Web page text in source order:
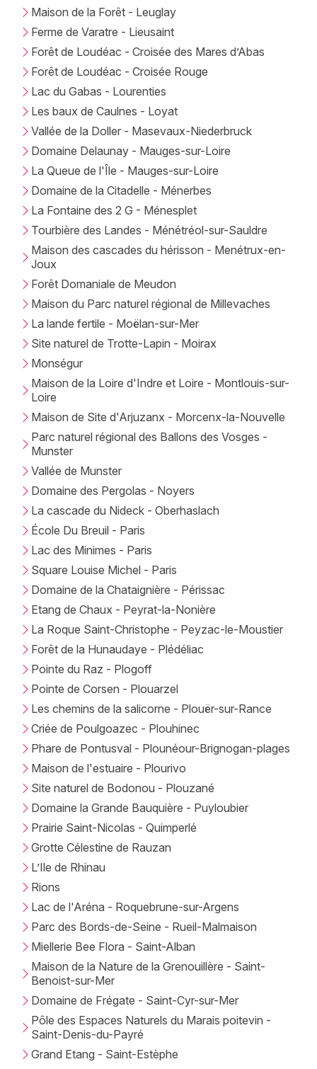
Maison de la Forêt - Leuglay
Ferme de Varatre - Lieusaint
Forêt de Loudéac - Croisée des Mares d’Abas
Forêt de Loudéac - Croisée Rouge
Lac du Gabas - Lourenties
Les baux de Caulnes - Loyat
Vallée de la Doller - Masevaux-Niederbruck
Domaine Delaunay - Mauges-sur-Loire
La Queue de l'Île - Mauges-sur-Loire
Domaine de la Citadelle - Ménerbes
La Fontaine des 2 G - Ménesplet
Tourbière des Landes - Ménétréol-sur-Sauldre
Maison des cascades du hérisson - Menétrux-en-
Joux
Forêt Domaniale de Meudon
Maison du Parc naturel régional de Millevaches
La lande fertile - Moëlan-sur-Mer
Site naturel de Trotte-Lapin - Moirax
Monségur
Maison de la Loire d'Indre et Loire - Montlouis-sur-
Loire
Maison de Site d'Arjuzanx - Morcenx-la-Nouvelle
Parc naturel régional des Ballons des Vosges -
Munster
Vallée de Munster
Domaine des Pergolas - Noyers
La cascade du Nideck - Oberhaslach
École Du Breuil - Paris
Lac des Minimes - Paris
Square Louise Michel - Paris
Domaine de la Chataignière - Périssac
Etang de Chaux - Peyrat-la-Nonière
La Roque Saint-Christophe - Peyzac-le-Moustier
Forêt de la Hunaudaye - Plédéliac
Pointe du Raz - Plogoff
Pointe de Corsen - Plouarzel
Les chemins de la salicorne - Plouër-sur-Rance
Criée de Poulgoazec - Plouhinec
Phare de Pontusval - Plounéour-Brignogan-plages
Maison de l'estuaire - Plourivo
Site naturel de Bodonou - Plouzané
Domaine la Grande Bauquière - Puyloubier
Prairie Saint-Nicolas - Quimperlé
Grotte Célestine de Rauzan
L’Ile de Rhinau
Rions
Lac de l'Aréna - Roquebrune-sur-Argens
Parc des Bords-de-Seine - Rueil-Malmaison
Miellerie Bee Flora - Saint-Alban
Maison de la Nature de la Grenouillère - Saint-
Benoist-sur-Mer
Domaine de Frégate - Saint-Cyr-sur-Mer
Pôle des Espaces Naturels du Marais poitevin -
Saint-Denis-du-Payré
Grand Etang - Saint-Estèphe